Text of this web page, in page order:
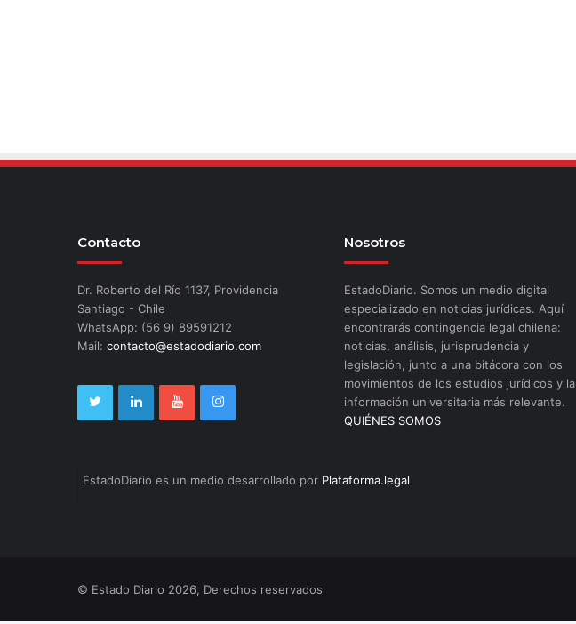
Contacto
Dr. Roberto del Río 1137, Providencia
Santiago - Chile
WhatsApp: (56 9) 89591212
Mail: contacto@estadodiario.com
Nosotros
EstadoDiario. Somos un medio digital
especializado en noticias jurídicas. Aquí
encontrarás contingencia legal chilena:
noticias, análisis, jurisprudencia y
legislación, junto a una bitácora con los
movimientos de los estudios jurídicos y la
información universitaria más relevante.
QUIÉNES SOMOS
EstadoDiario es un medio desarrollado por Plataforma.legal
© Estado Diario 2026, Derechos reservados